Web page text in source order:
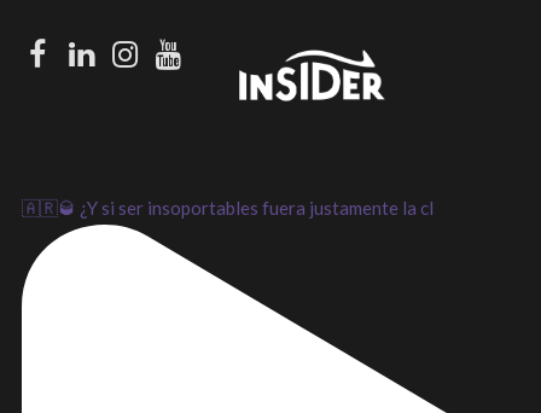
Facebook
LinkedIn
Instagram
Youtube
🇦🇷🥃 ¿Y si ser insoportables fuera justamente la cl